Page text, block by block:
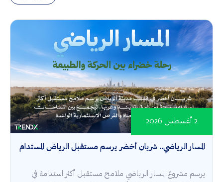
المسار الرياضي.. شريان أخضر يرسم مستقبل الرياض المستدام
2 أغسطس 2026
يرسم مشروع المسار الرياضي ملامح مستقبل أكثر استدامة في